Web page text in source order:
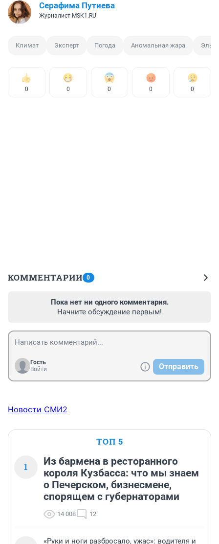
Серафима Путиева
Журналист MSK1.RU
Климат Эксперт Погода Аномальная жара Эль-
0 0 0 0 0
КОММЕНТАРИИ 0
Пока нет ни одного комментария.
Начните обсуждение первым!
Гость
Войти
Отправить
Новости СМИ2
ТОП 5
1
Из бармена в ресторанного
короля Кузбасса: что мы знаем
о Печерском, бизнесмене,
спорящем с губернаторами
14 008 12
«Руки и ноги разбросало, ужас»: водителя и